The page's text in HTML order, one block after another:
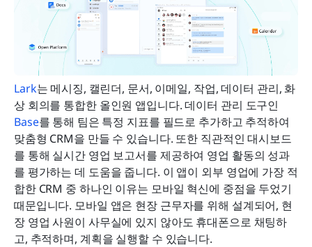
Lark는 메시징, 캘린더, 문서, 이메일, 작업, 데이터 관리, 화
Base를 통해 팀은 특정 지표를 필드로 추가하고 추적하여
맞춤형 CRM을 만들 수 있습니다. 또한 직관적인 대시보드
를 통해 실시간 영업 보고서를 제공하여 영업 활동의 성과
를 평가하는 데 도움을 줍니다. 이 앱이 외부 영업에 가장 적
합한 CRM 중 하나인 이유는 모바일 혁신에 중점을 두었기
때문입니다. 모바일 앱은 현장 근무자를 위해 설계되어, 현
장 영업 사원이 사무실에 있지 않아도 휴대폰으로 채팅하
고, 추적하며, 계획을 실행할 수 있습니다.